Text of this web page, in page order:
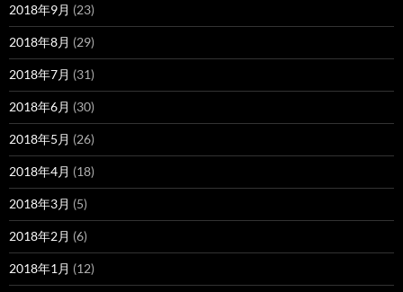
2018年9月 (23)
2018年8月 (29)
2018年7月 (31)
2018年6月 (30)
2018年5月 (26)
2018年4月 (18)
2018年3月 (5)
2018年2月 (6)
2018年1月 (12)